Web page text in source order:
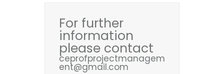
For further
information
please contact
ceprofprojectmanagem
ent@gmail.com